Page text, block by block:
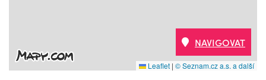
Leaflet | © Seznam.cz a.s. a další
NAVIGOVAT